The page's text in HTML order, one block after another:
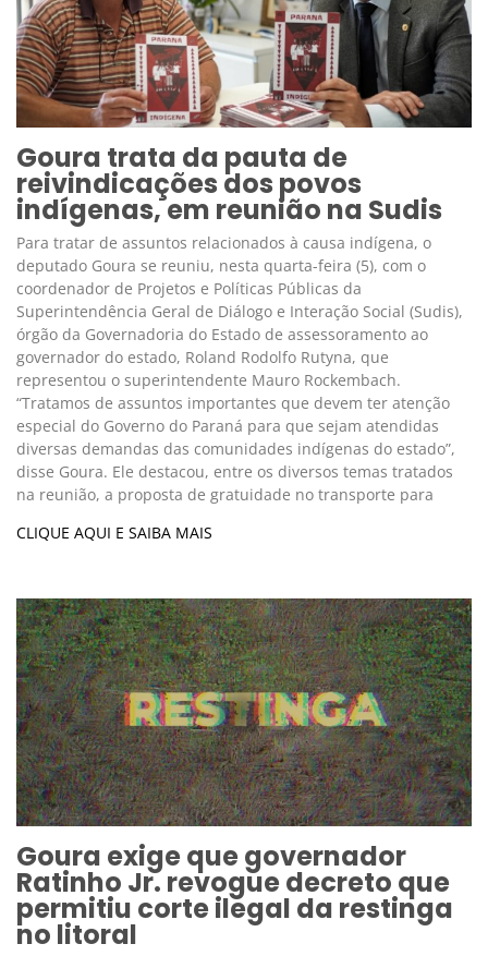
Goura trata da pauta de
reivindicações dos povos
indígenas, em reunião na Sudis
Para tratar de assuntos relacionados à causa indígena, o
deputado Goura se reuniu, nesta quarta-feira (5), com o
coordenador de Projetos e Políticas Públicas da
Superintendência Geral de Diálogo e Interação Social (Sudis),
órgão da Governadoria do Estado de assessoramento ao
governador do estado, Roland Rodolfo Rutyna, que
representou o superintendente Mauro Rockembach.
“Tratamos de assuntos importantes que devem ter atenção
especial do Governo do Paraná para que sejam atendidas
diversas demandas das comunidades indígenas do estado”,
disse Goura. Ele destacou, entre os diversos temas tratados
na reunião, a proposta de gratuidade no transporte para
CLIQUE AQUI E SAIBA MAIS
Goura exige que governador
Ratinho Jr. revogue decreto que
permitiu corte ilegal da restinga
no litoral